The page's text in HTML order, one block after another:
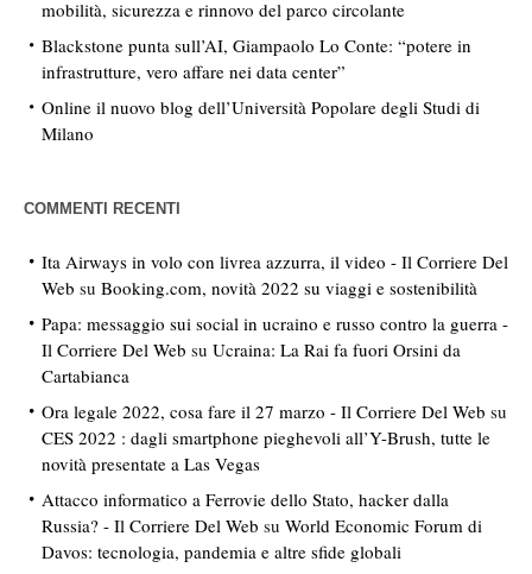
mobilità, sicurezza e rinnovo del parco circolante
Blackstone punta sull’AI, Giampaolo Lo Conte: “potere in
infrastrutture, vero affare nei data center”
Online il nuovo blog dell’Università Popolare degli Studi di
Milano
COMMENTI RECENTI
Ita Airways in volo con livrea azzurra, il video - Il Corriere Del
Web su Booking.com, novità 2022 su viaggi e sostenibilità
Papa: messaggio sui social in ucraino e russo contro la guerra -
Il Corriere Del Web su Ucraina: La Rai fa fuori Orsini da
Cartabianca
Ora legale 2022, cosa fare il 27 marzo - Il Corriere Del Web su
CES 2022 : dagli smartphone pieghevoli all’Y-Brush, tutte le
novità presentate a Las Vegas
Attacco informatico a Ferrovie dello Stato, hacker dalla
Russia? - Il Corriere Del Web su World Economic Forum di
Davos: tecnologia, pandemia e altre sfide globali